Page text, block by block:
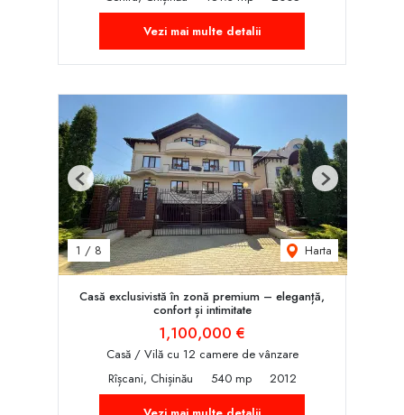
Vezi mai multe detalii
1 / 8 Harta
Previous Next
Casă exclusivistă în zonă premium – eleganță,
confort și intimitate
1,100,000 €
Casă / Vilă cu 12 camere de vânzare
Rîșcani, Chișinău
540 mp
2012